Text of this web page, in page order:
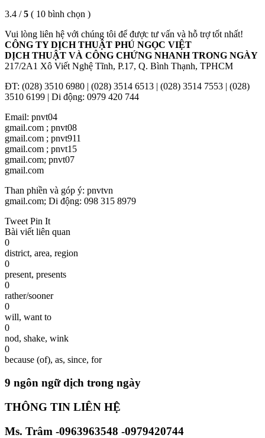
3.4 /5 ( 10 bình chọn )
Vui lòng liên hệ với chúng tôi để được tư vấn và hỗ trợ tốt nhất!
CÔNG TY DỊCH THUẬT PHÚ NGỌC VIỆT
DỊCH THUẬT VÀ CÔNG CHỨNG NHANH TRONG NGÀY
217/2A1 Xô Viết Nghệ Tĩnh, P.17, Q. Bình Thạnh, TPHCM
ĐT: (028) 3510 6980 | (028) 3514 6513 | (028) 3514 7553 | (028)
3510 6199 | Di động: 0979 420 744
Email: pnvt04
gmail.com ; pnvt08
gmail.com ; pnvt911
gmail.com ; pnvt15
gmail.com; pnvt07
gmail.com
Than phiền và góp ý: pnvtvn
gmail.com; Di động: 098 315 8979
Tweet Pin It
Bài viết liên quan
0
district, area, region
0
present, presents
0
rather/sooner
0
will, want to
0
nod, shake, wink
0
because (of), as, since, for
9 ngôn ngữ dịch trong ngày
THÔNG TIN LIÊN HỆ
Ms. Trâm -0963963548 -0979420744